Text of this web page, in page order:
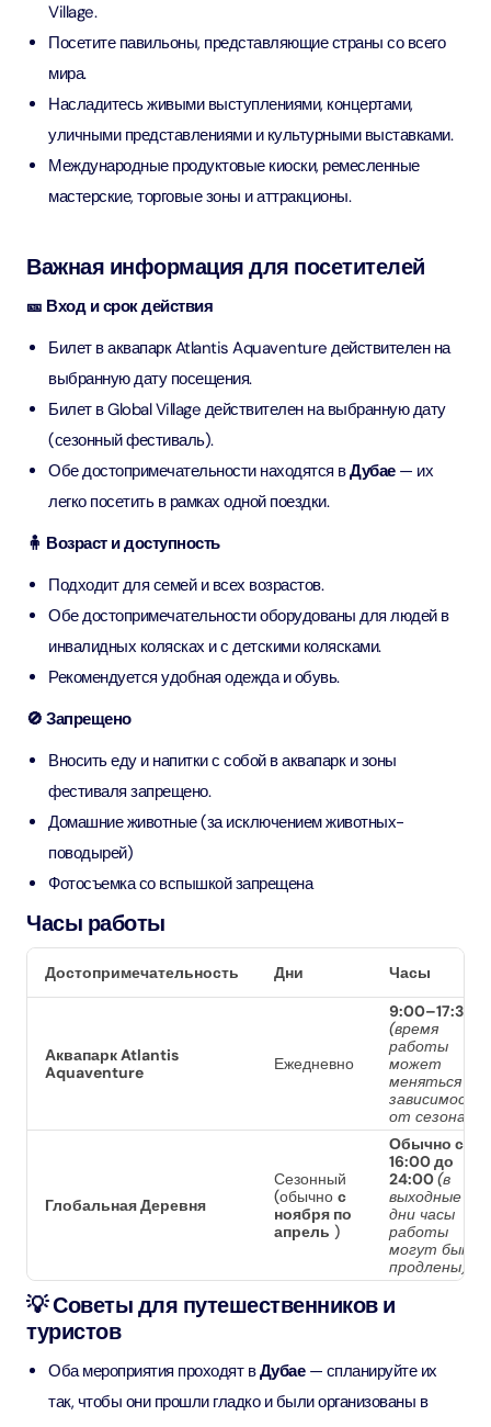
Village.
Посетите павильоны, представляющие страны со всего
мира.
Насладитесь живыми выступлениями, концертами,
уличными представлениями и культурными выставками.
Международные продуктовые киоски, ремесленные
мастерские, торговые зоны и аттракционы.
Важная информация для посетителей
🎫 Вход и срок действия
Билет в аквапарк Atlantis Aquaventure действителен на
выбранную дату посещения.
Билет в Global Village действителен на выбранную дату
(сезонный фестиваль).
Обе достопримечательности находятся вДубае— их
легко посетить в рамках одной поездки.
🧍 Возраст и доступность
Подходит для семей и всех возрастов.
Обе достопримечательности оборудованы для людей в
инвалидных колясках и с детскими колясками.
Рекомендуется удобная одежда и обувь.
🚫 Запрещено
Вносить еду и напитки с собой в аквапарк и зоны
фестиваля запрещено.
Домашние животные (за исключением животных-
поводырей)
Фотосъемка со вспышкой запрещена
Часы работы
Достопримечательность Дни Часы
Аквапарк Atlantis
Aquaventure
Ежедневно
9:00–17:30
(время
работы
может
меняться в
зависимости
от сезона)
Глобальная Деревня
Сезонный
(обычно с
ноября по
апрель )
Обычно с
16:00 до
24:00(в
выходные
дни часы
работы
могут быть
продлены).
💡 Советы для путешественников и
туристов
Оба мероприятия проходят вДубае— спланируйте их
так, чтобы они прошли гладко и были организованы в